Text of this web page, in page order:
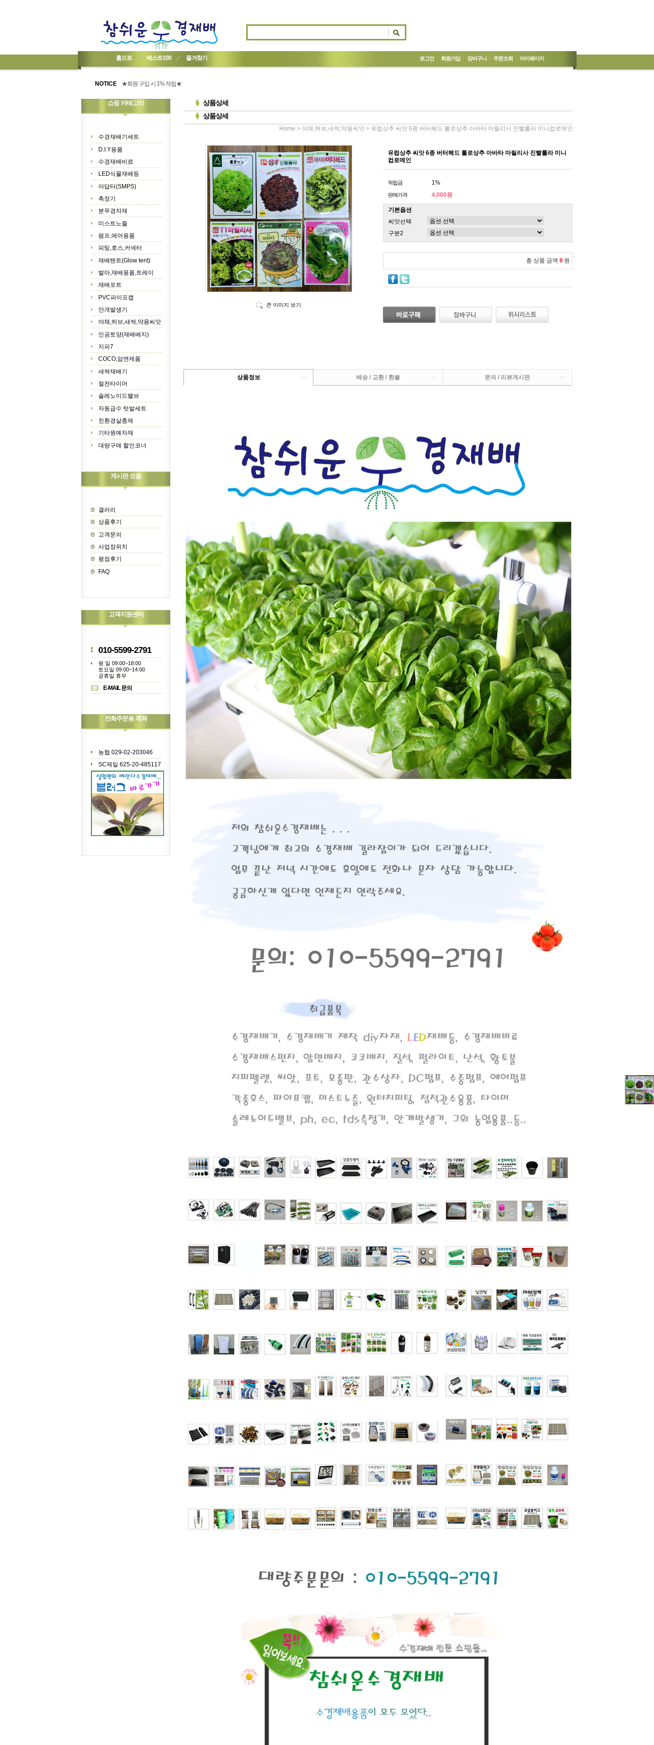
홈으로 베스트100 즐겨찾기 로그인 회원가입 장바구니 주문조회 마이페이지
NOTICE
★기업회원가입 방법..
★간편 회원가입★
쇼핑 카테고리
수경재배기세트
D.I.Y용품
수경재배비료
LED식물재배등
아답터(SMPS)
측정기
분무경자재
미스트노즐
펌프,에어용품
피팅,호스,커넥터
재배텐트(Glow tent)
발아,재배용품,트레이
재배포트
PVC파이프캡
안개발생기
야채,허브,새싹,약용씨앗
인공토양(재배배지)
지피7
COCO,암면제품
새싹재배기
절전타이머
솔레노이드밸브
자동급수 텃밭세트
친환경살충제
기타원예자재
대량구매 할인코너
게시판 모음
갤러리
상품후기
고객문의
사업장위치
평점후기
FAQ
고객지원센터
010-5599-2791
평 일 09:00~18:00
토요일 09:00~14:00
공휴일 휴무
E-MAIL 문의
전화주문용 계좌
농협 029-02-203046
SC제일 625-20-485117
상품상세
상품상세
Home > 야채,허브,새싹,약용씨앗 > 유럽상추 씨앗 6종 버터헤드 롤로상추 아바타 마릴리사 진빨롤라 미니컵로메인
큰 이미지 보기
유럽상추 씨앗 6종 버터헤드 롤로상추 아바타 마릴리사 진빨롤라 미니
컵로메인
적립금 1%
판매가격 4,000원
기본옵션
씨앗선택
구분2
총 상품 금액 0 원
상품정보 배송 / 교환 / 환불 문의 / 리뷰게시판